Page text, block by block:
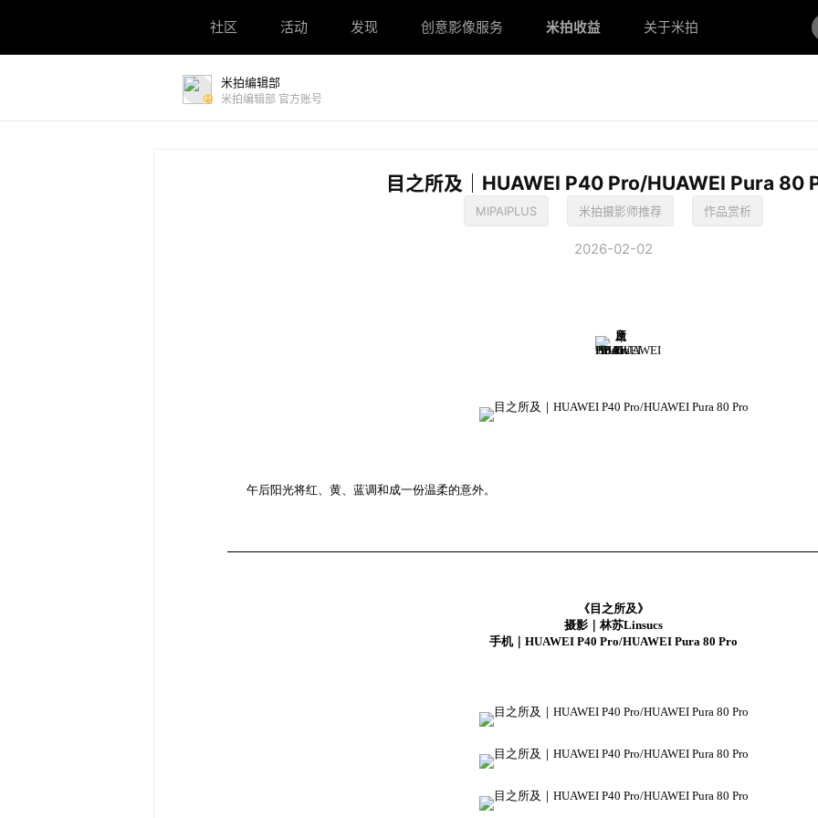
社区 活动 发现 创意影像服务 米拍收益 关于米拍
社区 活动 发现 创意影像服务 米拍收益 关于米拍
米拍编辑部
米拍编辑部 官方账号
目之所及｜HUAWEI P40 Pro/HUAWEI Pura 80
MIPAIPLUS 米拍摄影师推荐 作品赏析
2026-02-02
午后阳光将红、黄、蓝调和成一份温柔的意外。
《目之所及》
摄影｜林苏Linsucs
手机｜HUAWEI P40 Pro/HUAWEI Pura 80 Pro